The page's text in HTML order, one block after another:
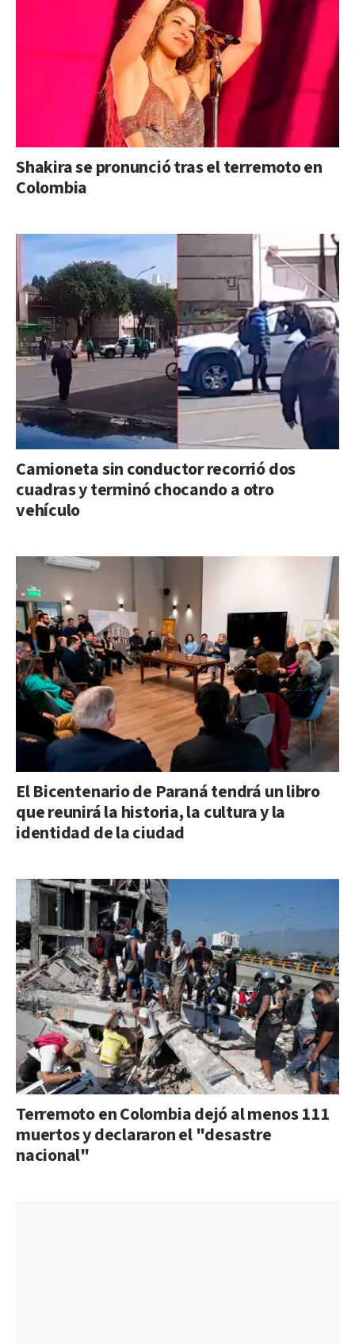
Shakira se pronunció tras el terremoto en
Colombia
Camioneta sin conductor recorrió dos
cuadras y terminó chocando a otro
vehículo
El Bicentenario de Paraná tendrá un libro
que reunirá la historia, la cultura y la
identidad de la ciudad
Terremoto en Colombia dejó al menos 111
muertos y declararon el "desastre
nacional"